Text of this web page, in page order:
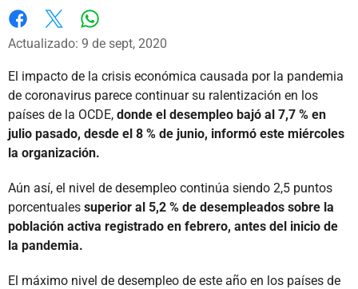
Facebook
X
Actualizado: 9 de sept, 2020
El impacto de la crisis económica causada por la pandemia
de coronavirus parece continuar su ralentización en los
países de la OCDE, donde el desempleo bajó al 7,7 % en
julio pasado, desde el 8 % de junio, informó este miércoles
la organización.
Aún así, el nivel de desempleo continúa siendo 2,5 puntos
porcentuales superior al 5,2 % de desempleados sobre la
población activa registrado en febrero, antes del inicio de
la pandemia.
El máximo nivel de desempleo de este año en los países de